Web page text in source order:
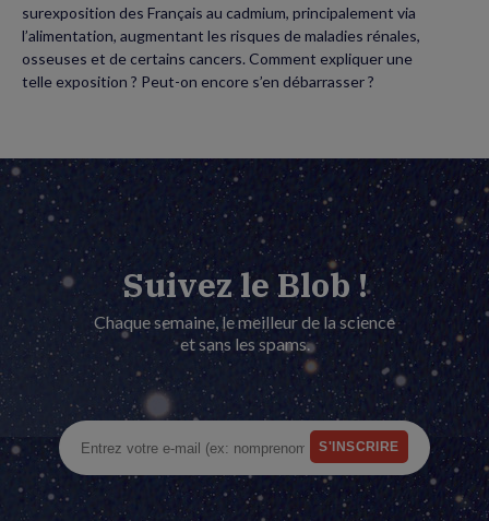
surexposition des Français au cadmium, principalement via
l’alimentation, augmentant les risques de maladies rénales,
osseuses et de certains cancers. Comment expliquer une
telle exposition ? Peut-on encore s’en débarrasser ?
Suivez le Blob !
Chaque semaine, le meilleur de la science
et sans les spams.